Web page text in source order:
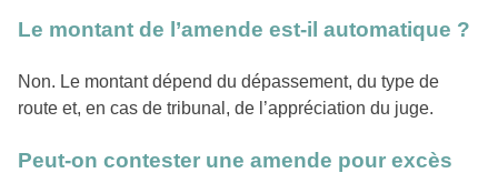
Le montant de l’amende est-il automatique ?
Non. Le montant dépend du dépassement, du type de
route et, en cas de tribunal, de l’appréciation du juge.
Peut-on contester une amende pour excès